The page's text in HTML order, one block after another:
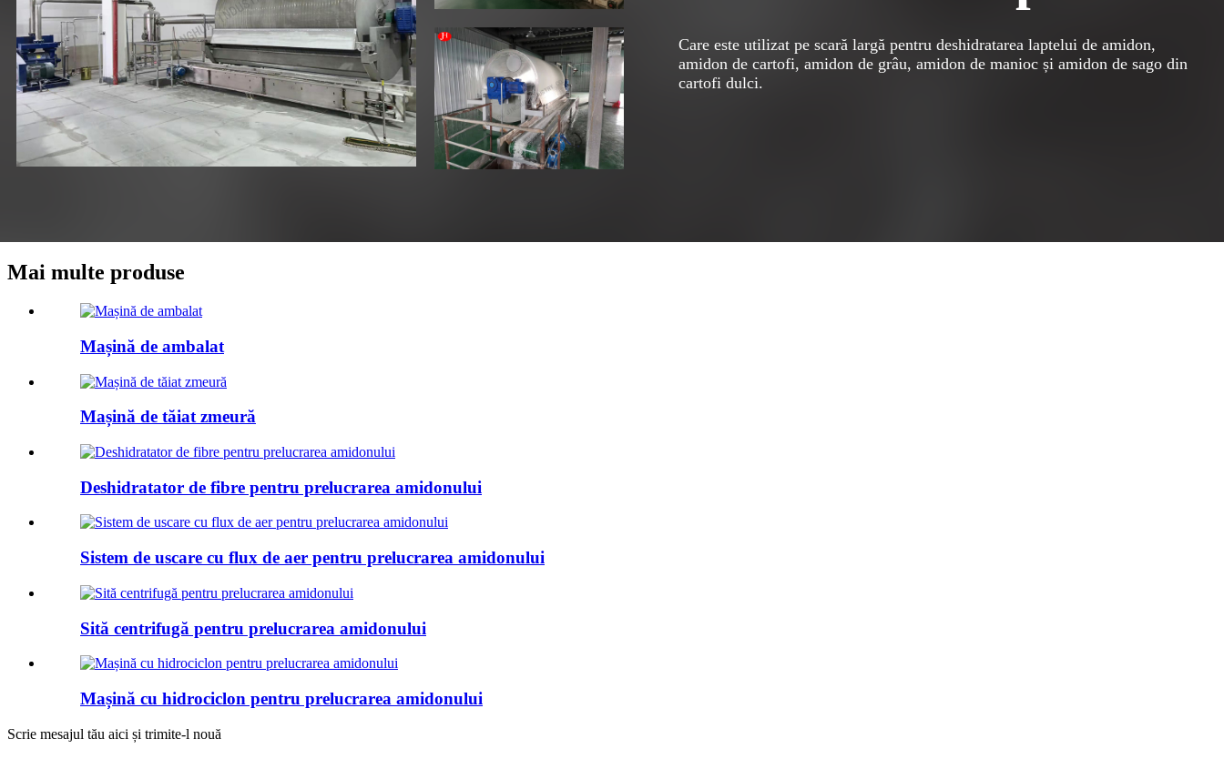
Care este utilizat pe scară largă pentru deshidratarea laptelui de amidon,
amidon de cartofi, amidon de grâu, amidon de manioc și amidon de sago din
cartofi dulci.
Mai multe produse
Mașină de ambalat
Mașină de tăiat zmeură
Deshidratator de fibre pentru prelucrarea amidonului
Sistem de uscare cu flux de aer pentru prelucrarea amidonului
Sită centrifugă pentru prelucrarea amidonului
Mașină cu hidrociclon pentru prelucrarea amidonului
Scrie mesajul tău aici și trimite-l nouă